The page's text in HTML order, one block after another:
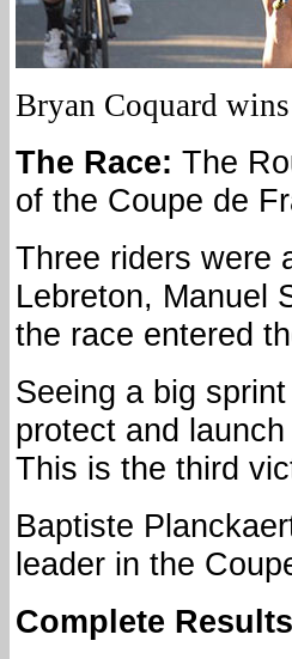
Bryan Coquard
The Race: The
of the Coupe de
Three riders were
Lebreton, Manuel
the race entered
Seeing a big
protect and
This is the third
Baptiste
leader in the
Complete